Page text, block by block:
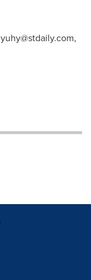
yuhy@stdaily.com,